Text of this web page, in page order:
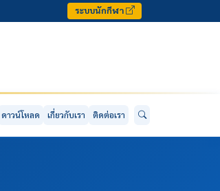
ระบบนักกีฬา
ดาวน์โหลด เกี่ยวกับเรา ติดต่อเรา